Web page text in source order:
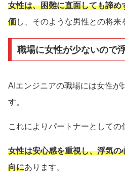
女性は、困難に直面しても諦
価し、そのような男性との将来
職場に女性が少ないので
AIエンジニアの職場には女性が
す。
これによりパートナーとしての
女性は安心感を重視し、浮気
向にあります。